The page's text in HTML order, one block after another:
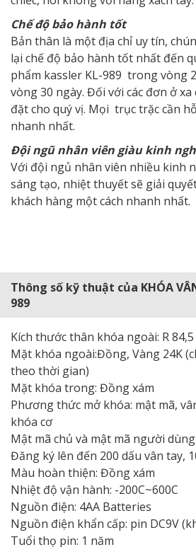
Chế độ bảo hành tốt
Bản thân là một địa chỉ uy tín,
lại chế độ bảo hành tốt nhất đến
phẩm kassler KL-989 trong vòng
vòng 30 ngày. Đối với các đơn ở
đặt cho quý vị. Mọi trục trặc cần
nhanh nhất.
Đội ngũ nhân viên giàu kinh
Với đội ngủ nhân viên nhiều kinh
sáng tạo, nhiệt thuyết sẽ giải
khách hàng một cách nhanh nhất.
Thông số kỹ thuật của KHÓA VÂN
989
Kích thước thân khóa ngoài: R 84,5
Mặt khóa ngoài:Đồng, Vàng 24K
theo thời gian)
Mặt khóa trong: Đồng xám
Phương thức mở khóa: mật mã,
khóa cơ
Mật mã chủ và mật mã người dùng
Đăng ký lên đến 200 dấu vân tay,
Màu hoàn thiện: Đồng xám
Nhiệt độ vận hành: -200C~600C
Nguồn điện: 4AA Batteries
Nguồn điện khẩn cấp: pin DC9V
Tuổi thọ pin: 1 năm